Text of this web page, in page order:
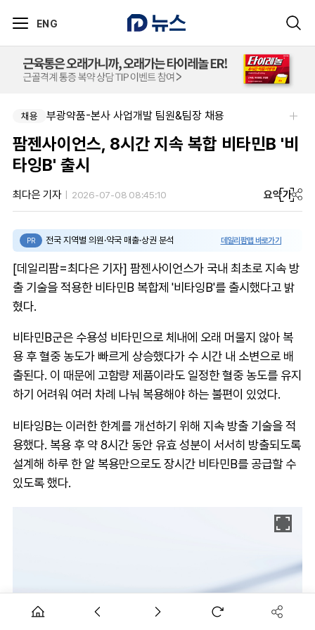
ENG
채용 부광약품-본사 사업개발 팀원&팀장 채용
팜젠사이언스, 8시간 지속 복합 비타민B '비
타잉B' 출시
최다은 기자 2026-07-08 08:45:10 요약가
PR 전국 지역별 의원·약국 매출·상권 분석 데일리팜맵 바로가기
[데일리팜=최다은 기자] 팜젠사이언스가 국내 최초로 지속 방
출 기술을 적용한 비타민B 복합제 '비타잉B'를 출시했다고 밝
혔다.
비타민B군은 수용성 비타민으로 체내에 오래 머물지 않아 복
용 후 혈중 농도가 빠르게 상승했다가 수 시간 내 소변으로 배
출된다. 이 때문에 고함량 제품이라도 일정한 혈중 농도를 유지
하기 어려워 여러 차례 나눠 복용해야 하는 불편이 있었다.
비타잉B는 이러한 한계를 개선하기 위해 지속 방출 기술을 적
용했다. 복용 후 약 8시간 동안 유효 성분이 서서히 방출되도록
설계해 하루 한 알 복용만으로도 장시간 비타민B를 공급할 수
있도록 했다.